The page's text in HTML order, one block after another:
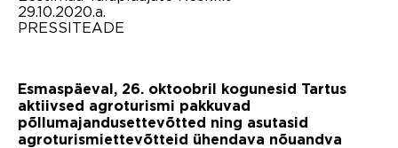
29.10.2020.a.
PRESSITEADE
Esmaspäeval, 26. oktoobril kogunesid Tartus
aktiivsed agroturismi pakkuvad
põllumajandusettevõtted ning asutasid
agroturismiettevõtteid ühendava nõuandva